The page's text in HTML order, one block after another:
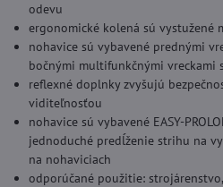
odevu
ergonomické kolená sú vystužené
nohavice sú vybavené prednými
bočnými multifunkčnými vreckami
reflexné doplnky zvyšujú
viditeľnosťou
nohavice sú vybavené EASY-
jednoduché predĺženie strihu na
na nohaviciach
odporúčané použitie: